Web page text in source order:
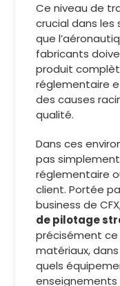
Ce niveau de
crucial dans
que
fabricants
produit
réglementaire
des causes
qualité.
Dans ces
pas
réglementaire
client. Portée
business de
de pilotage
précisément
matériaux,
quels
enseignements